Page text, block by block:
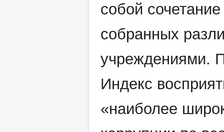
собой
собранных
учреждениями.
Индекс
«наиболее